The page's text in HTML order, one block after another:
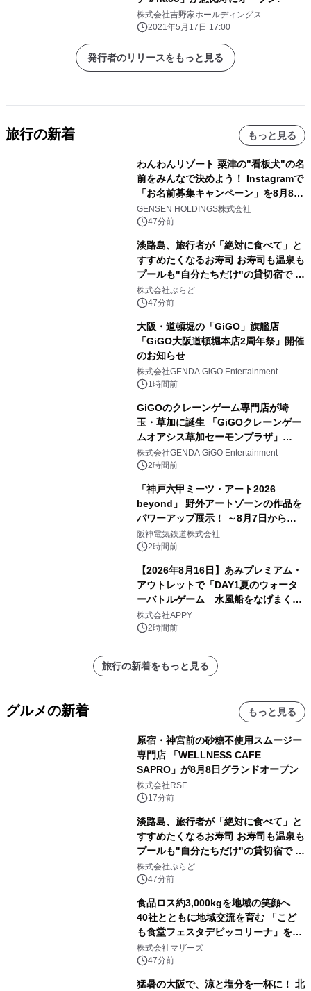
株式会社吉野家ホールディングス
2021年5月17日 17:00
発行者のリリースをもっと見る
旅行の新着 もっと見る
わんわんリゾート 粟津の"看板犬"の名
前をみんなで決めよう！ Instagramで
「お名前募集キャンペーン」を8月8日
(土)より開催
GENSEN HOLDINGS株式会社
47分前
淡路島、旅行者が「絶対に食べて」と
すすめたくなるお寿司 お寿司も温泉も
プールも"自分たちだけ"の貸切宿で 1
日1組限定「岩屋温泉 絵島別庭 海と
森」の握り寿司プラン
株式会社ぷらど
47分前
大阪・道頓堀の「GiGO」旗艦店
「GiGO大阪道頓堀本店2周年祭」開催
のお知らせ
株式会社GENDA GiGO Entertainment
1時間前
GiGOのクレーンゲーム専門店が埼
玉・草加に誕生 「GiGOクレーンゲー
ムオアシス草加セーモンプラザ」
2026年8月7日(金)10時グランドオープ
ン
株式会社GENDA GiGO Entertainment
2時間前
「神戸六甲ミーツ・アート2026
beyond」 野外アートゾーンの作品を
パワーアップ展示！ ～8月7日からは
直前割パスポートを販売～
阪神電気鉄道株式会社
2時間前
【2026年8月16日】あみプレミアム・
アウトレットで「DAY1夏のウォータ
ーバトルゲーム 水風船をなげまくろ
う！」を開催
株式会社APPY
2時間前
旅行の新着をもっと見る
グルメの新着 もっと見る
原宿・神宮前の砂糖不使用スムージー
専門店 「WELLNESS CAFE
SAPRO」が8月8日グランドオープン
株式会社RSF
17分前
淡路島、旅行者が「絶対に食べて」と
すすめたくなるお寿司 お寿司も温泉も
プールも"自分たちだけ"の貸切宿で 1
日1組限定「岩屋温泉 絵島別庭 海と
森」の握り寿司プラン
株式会社ぷらど
47分前
食品ロス約3,000kgを地域の笑顔へ
40社とともに地域交流を育む 「こど
も食堂フェスタデピッコリーナ」を9
月5日(土)開催
株式会社マザーズ
47分前
猛暑の大阪で、涼と塩分を一杯に！ 北